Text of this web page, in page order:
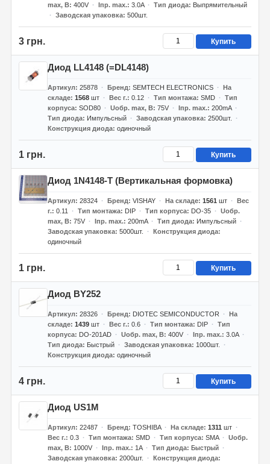
max, В 400V Iпр. max. 3.0A Тип диода
Выпрямительный
Заводская упаковка 500шт.
3 грн. Купить
Диод LL4148 (=DL4148)
Артикул 25878 Бренд SEMTECH ELECTRONICS
На
складе 1568шт Вес г. 0.12 Тип монтажа SMD
Тип
корпуса SOD80 Uобр. max, В 75V Iпр. max. 200mA
Тип диода
Импульсный Заводская упаковка 2500шт.
Конструкция диода одиночный
1 грн. Купить
Диод 1N4148-T (Вертикальная формовка)
Артикул 28324 Бренд VISHAY На складе 1561 шт
Вес
г. 0.11 Тип монтажа DIP Тип корпуса DO-35
Uобр.
max, В 75V Iпр. max. 200mA Тип диода
Импульсный
Заводская упаковка 5000шт.
Конструкция диода
одиночный
1 грн. Купить
Диод BY252
Артикул 28326 Бренд DIOTEC SEMICONDUCTOR
На
складе 1439шт Вес г. 0.6 Тип монтажа DIP
Тип
корпуса
DO-201AD Uобр. max, В 400V Iпр. max. 3.0A
Тип диода
Быстрый Заводская упаковка
1000шт.
Конструкция диода одиночный
4 грн. Купить
Диод US1M
Артикул 22487 Бренд TOSHIBA На складе 1311 шт
Вес г. 0.3 Тип монтажа SMD Тип корпуса SMA
Uобр.
max, В
1000V Iпр. max. 1A Тип диода
Быстрый
Заводская упаковка 2000шт. Конструкция диода